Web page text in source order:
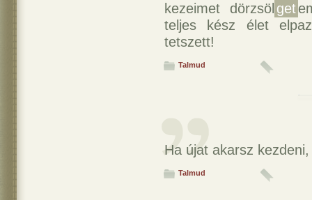
kezeimet dörzsöl get
teljes kész élet
tetszett!
Talmud
Ha újat akarsz
Talmud